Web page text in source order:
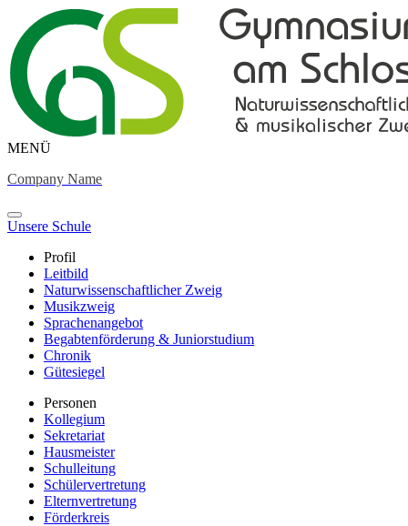
MENÜ
Company Name
Unsere Schule
Profil
Leitbild
Naturwissenschaftlicher Zweig
Musikzweig
Sprachenangebot
Begabtenförderung & Juniorstudium
Chronik
Gütesiegel
Personen
Kollegium
Sekretariat
Hausmeister
Schulleitung
Schülervertretung
Elternvertretung
Förderkreis